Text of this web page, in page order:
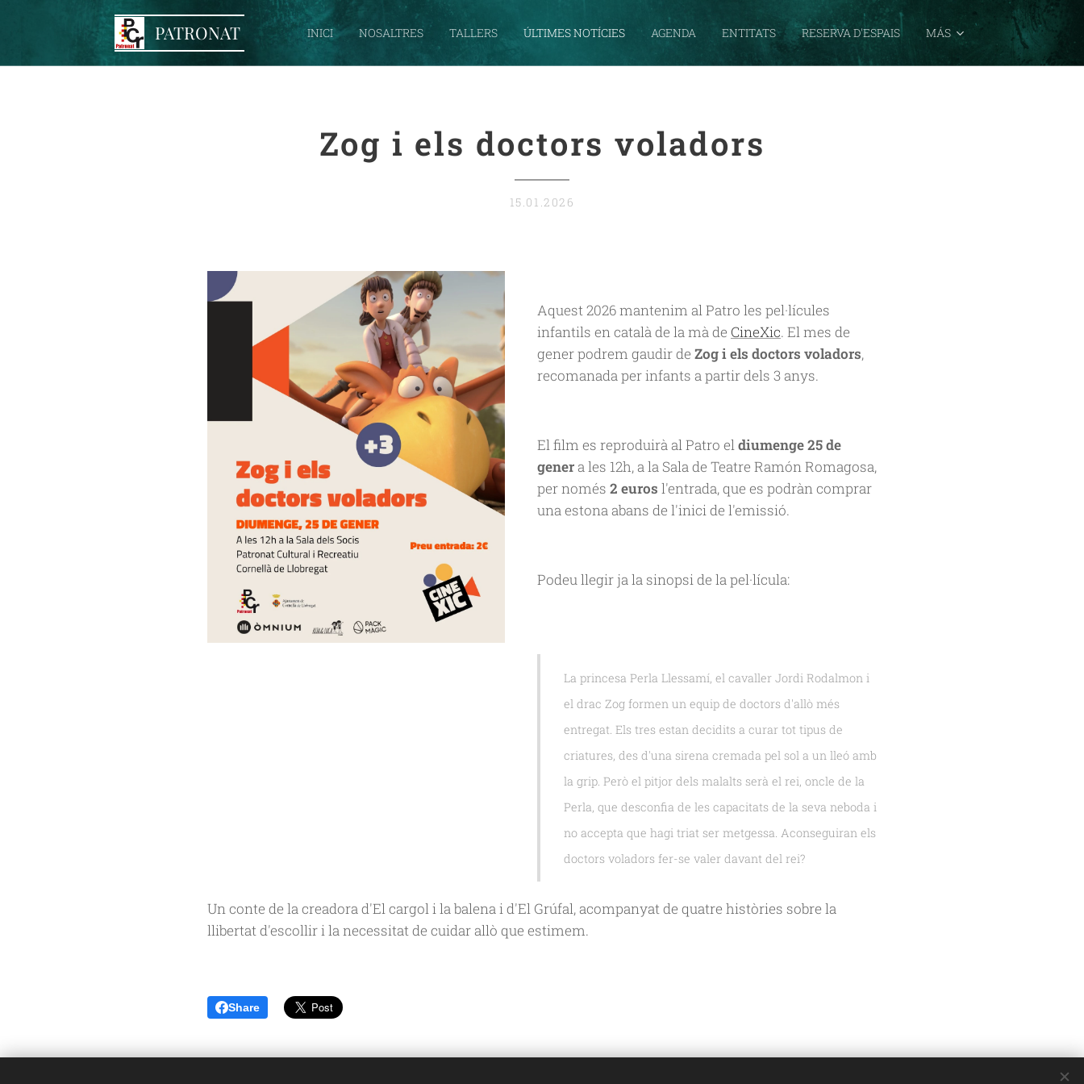
PATRONAT INICI NOSALTRES TALLERS ÚLTIMES NOTÍCIES AGENDA ENTITATS RESERVA D'ESPAIS MÁS
Zog i els doctors voladors
15.01.2026
Aquest 2026 mantenim al Patro les pel·lícules
infantils en català de la mà de CineXic. El mes de
gener podrem gaudir de Zog i els doctors voladors,
recomanada per infants a partir dels 3 anys.
El film es reproduirà al Patro eldiumenge 25 de
genera les 12h, a la Sala de Teatre Ramón Romagosa,
per només 2 euros l'entrada, que es podràn comprar
una estona abans de l'inici de l'emissió.
Podeu llegir ja la sinopsi de la pel·lícula:
La princesa Perla Llessamí, el cavaller Jordi Rodalmon i
el drac Zog formen un equip de doctors d'allò més
entregat. Els tres estan decidits a curar tot tipus de
criatures, des d'una sirena cremada pel sol a un lleó amb
la grip. Però el pitjor dels malalts serà el rei, oncle de la
Perla, que desconfia de les capacitats de la seva neboda i
no accepta que hagi triat ser metgessa. Aconseguiran els
doctors voladors fer-se valer davant del rei?
Un conte de la creadora d'El cargol i la balenai d'El Grúfal, acompanyat de quatre històries sobre la
llibertat d'escollir i la necessitat de cuidar allò que estimem.
Share